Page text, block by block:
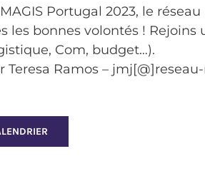
Portugal 2023, le réseau
les bonnes volontés ! Rejoins
Com, budget…).
Teresa Ramos –